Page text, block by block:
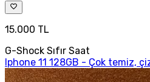
15.000 TL
G-Shock Sıfır Saat
Iphone 11 128GB - Çok temiz,